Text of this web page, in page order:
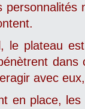
personnalités
le plateau
avec
en place,